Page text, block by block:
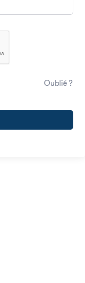
Oublié ?